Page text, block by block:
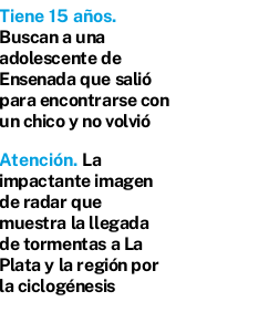
Tiene 15 años
Buscan a una
adolescente de
Ensenada que salió
para encontrarse con
un chico y no volvió
Atención La
impactante imagen
de radar que
muestra la llegada
de tormentas a La
Plata y la región por
la ciclogénesis